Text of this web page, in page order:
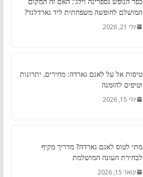
המושלם לחופשה משפחתית ליד גארדלנד?
יולי 21, 2026
טיסות אל על לאגם גארדה: מחירים, יתרונות
וטיפים להזמנה
יולי 15, 2026
מתי לטוס לאגם גארדה? מדריך מקיף
לבחירת העונה המושלמת
ינואר 15, 2026